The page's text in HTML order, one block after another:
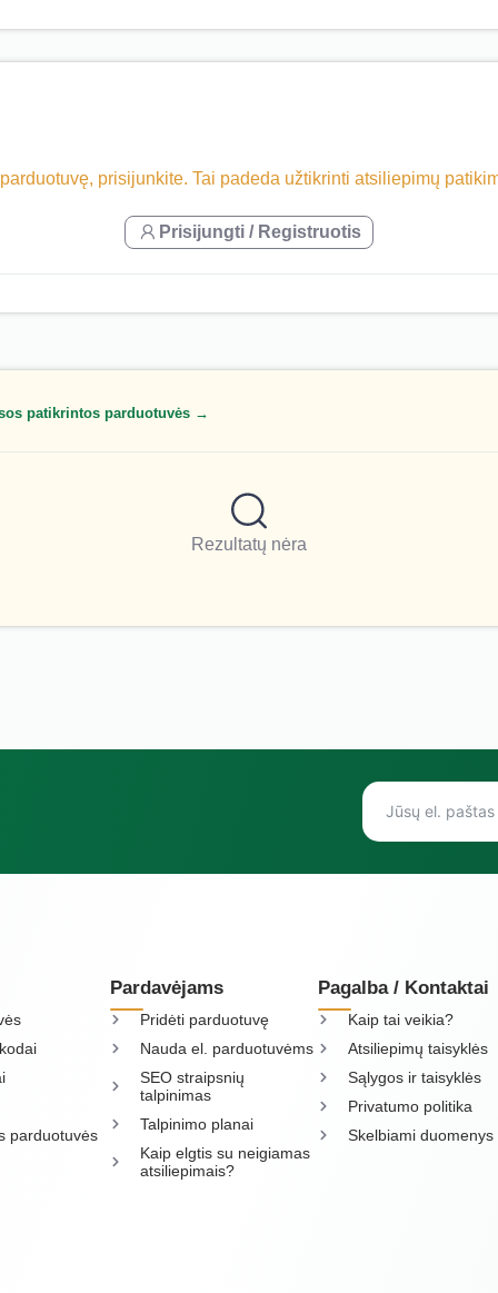
prisijunkite. Tai padeda užtikrinti atsiliepimų
Prisijungti / Registruotis
patikrintos parduotuvės →
Rezultatų nėra
parduotuvės
Pardavėjams
Pridėti parduotuvę
Nauda el. parduotuvėms
SEO straipsnių
talpinimas
Talpinimo planai
Kaip elgtis su neigiamas
atsiliepimais?
Pagalba / Kontaktai
Kaip tai veikia?
Atsiliepimų taisyklės
Sąlygos ir taisyklės
Privatumo politika
Skelbiami duomenys